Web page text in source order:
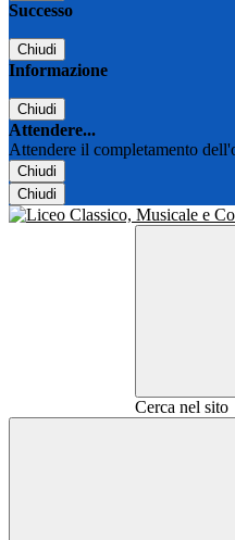
Successo
Chiudi
Informazione
Chiudi
Attendere...
Attendere il completamento
Chiudi
Chiudi
Cerca nel sito